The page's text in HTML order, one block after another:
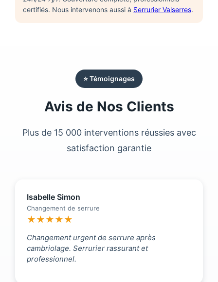
certifiés. Nous intervenons aussi à Serrurier Valserres.
⭐ Témoignages
Avis de Nos Clients
Plus de 15 000 interventions réussies avec
satisfaction garantie
Isabelle Simon
Changement de serrure
★★★★★
Changement urgent de serrure après
cambriolage. Serrurier rassurant et
professionnel.